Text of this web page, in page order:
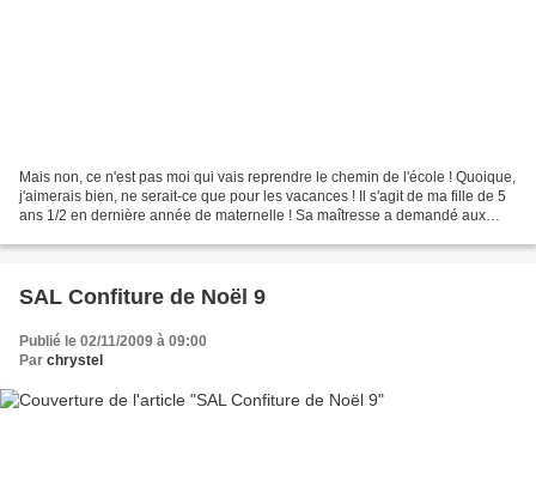
Mais non, ce n'est pas moi qui vais reprendre le chemin de l'école ! Quoique,
j'aimerais bien, ne serait-ce que pour les vacances ! Il s'agit de ma fille de 5
ans 1/2 en dernière année de maternelle ! Sa maîtresse a demandé aux
SAL Confiture de Noël 9
Publié le 02/11/2009 à 09:00
Par chrystel